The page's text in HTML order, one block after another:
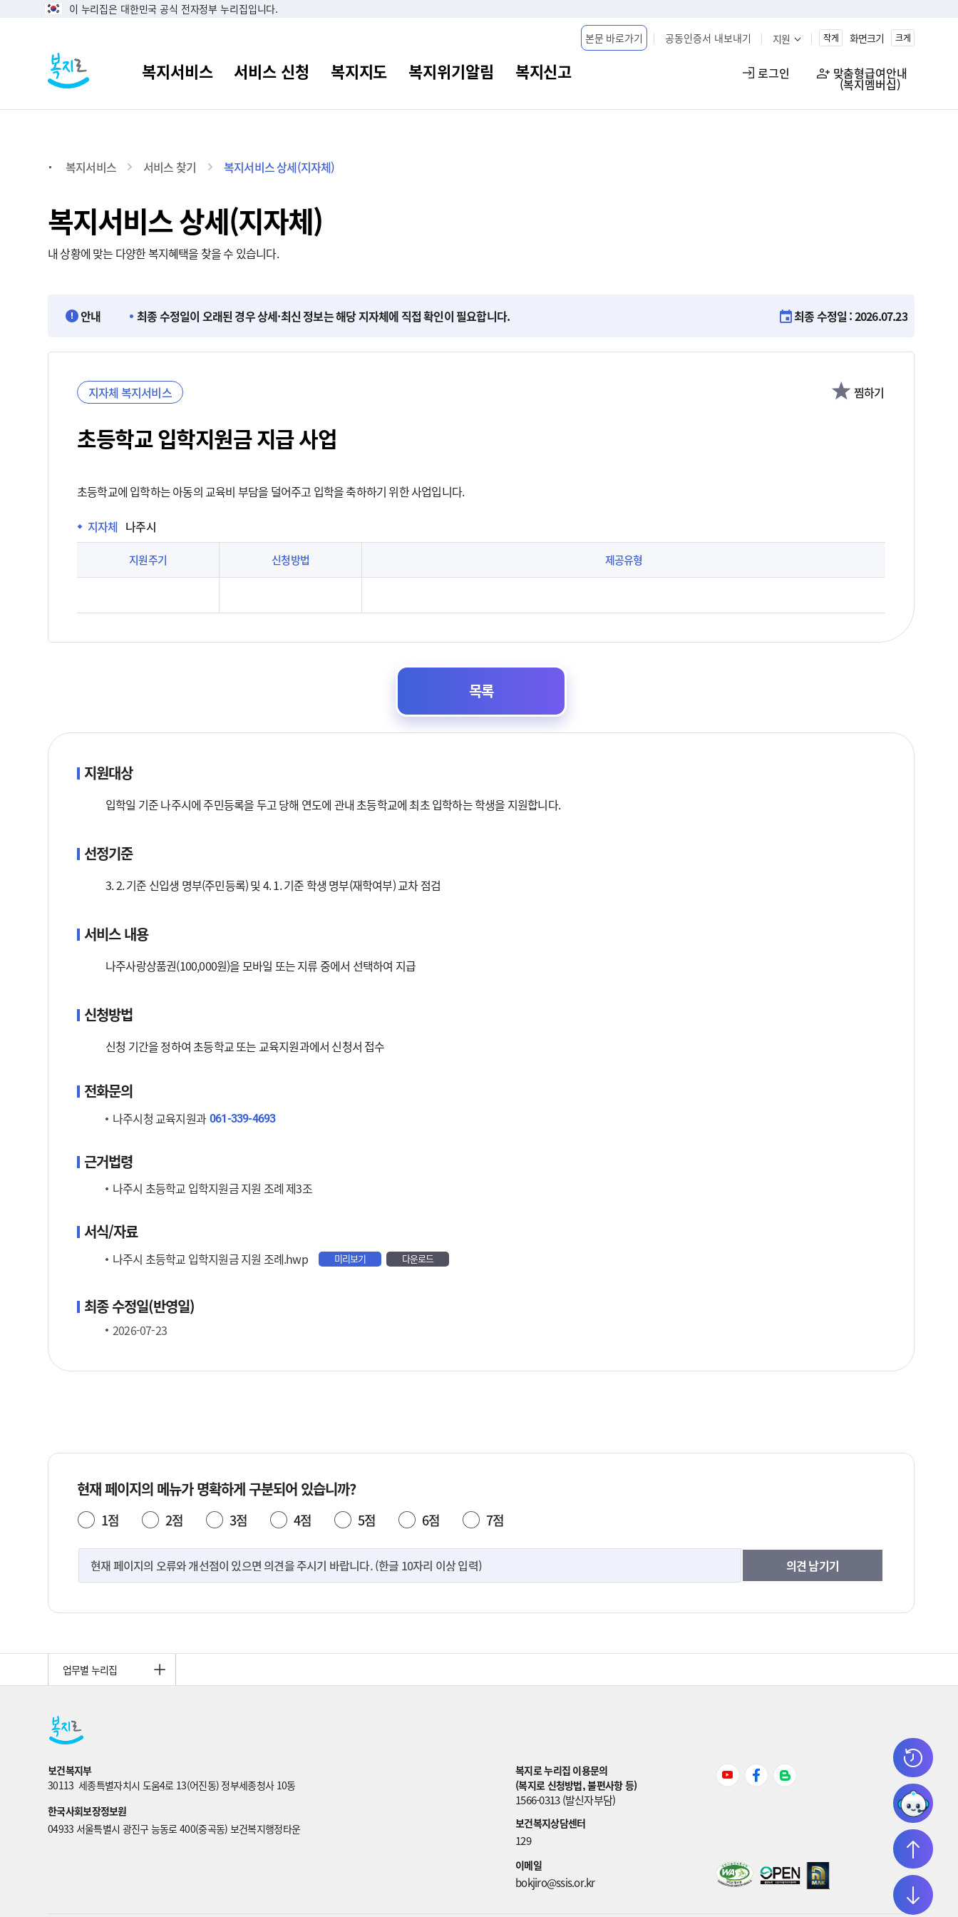
본문 바로가기 공동인증서 내보내기 지원 작게 화면크기 크게
이 누리집은 대한민국 공식 전자정부 누리집입니다.
로그인 맞춤형급여안내
(복지멤버십)
복지서비스 서비스 찾기 복지서비스 상세(지자체)
복지서비스 상세(지자체)
내 상황에 맞는 다양한 복지혜택을 찾을 수 있습니다.
안내 최종 수정일이 오래된 경우 상세·최신 정보는 해당 지자체에 직접 확인이 필요합니다. 최종 수정일 : 2026.07.23
지자체 복지서비스 찜하기
초등학교 입학지원금 지급 사업
초등학교에 입학하는 아동의 교육비 부담을 덜어주고 입학을 축하하기 위한 사업입니다.
지자체 나주시
지원주기 신청방법 제공유형
목록
지원대상
입학일 기준 나주시에 주민등록을 두고 당해 연도에 관내 초등학교에 최초 입학하는 학생을 지원합니다.
선정기준
3. 2. 기준 신입생 명부(주민등록) 및 4. 1. 기준 학생 명부(재학여부) 교차 점검
서비스 내용
나주사랑상품권(100,000원)을 모바일 또는 지류 중에서 선택하여 지급
신청방법
신청 기간을 정하여 초등학교 또는 교육지원과에서 신청서 접수
전화문의
나주시청 교육지원과 061-339-4693
근거법령
나주시 초등학교 입학지원금 지원 조례 제3조
서식/자료
나주시 초등학교 입학지원금 지원 조례.hwp 미리보기 다운로드
최종 수정일(반영일)
2026-07-23
현재 페이지의 메뉴가 명확하게 구분되어 있습니까?
1점 2점 3점 4점 5점 6점 7점
현재 페이지의 오류와 개선점이 있으면 의견을 주시기 바랍니다. (한글 10자리 이상 입력) 의견 남기기
업무별 누리집
30113  세종특별자치시 도움4로 13(어진동) 정부세종청사 10동
04933 서울특별시 광진구 능동로 400(중곡동) 보건복지행정타운
한국사회보장정보원
보건복지부
복지로 누리집 이용문의
(복지로 신청방법, 불편사항 등)
1566-0313 (발신자부담)
129
이메일
bokjiro@ssis.or.kr
보건복지상담센터
YoutubeFacebook